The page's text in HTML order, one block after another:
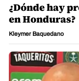
¿Dónde hay
en Honduras?
Kleymer Baquedano